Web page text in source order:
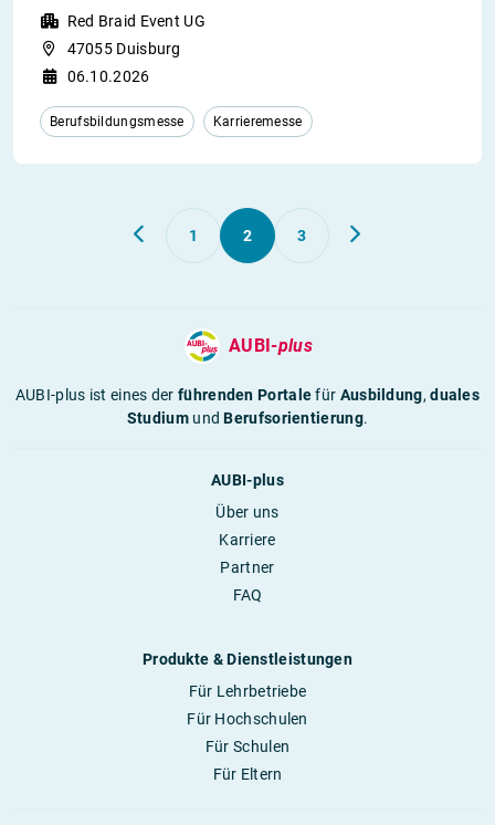
Red Braid Event UG
47055 Duisburg
06.10.2026
Berufsbildungsmesse Karrieremesse
1 2 3
AUBI-plus
AUBI-plus ist eines derführenden Portalefür Ausbildung,duales
StudiumundBerufsorientierung.
AUBI-plus
Über uns
Karriere
Partner
FAQ
Produkte & Dienstleistungen
Für Lehrbetriebe
Für Hochschulen
Für Schulen
Für Eltern